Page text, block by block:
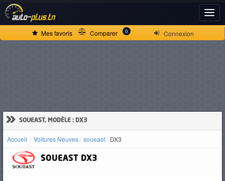
Connexion
Mes favoris Comparer 0
» SOUEAST, MODÈLE : DX3
Accueil Voitures Neuves soueast DX3
SOUEAST DX3
ACCUEIL
D'OCCASION